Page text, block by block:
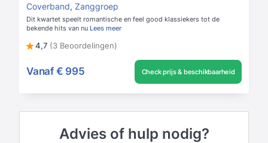
Coverband, Zanggroep
Dit kwartet speelt romantische en feel good klassiekers tot de
bekende hits van nu Lees meer
4,7 (3 Beoordelingen)
Vanaf € 995 Check prijs & beschikbaarheid
Advies of hulp nodig?